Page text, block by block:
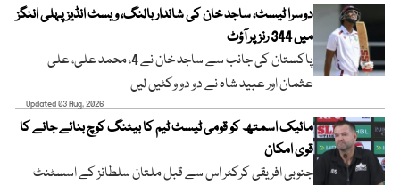
دوسرا ٹیسٹ، ساجد خان کی شاندار بالنگ، ویسٹ انڈیز پہلی اننگز
میں 344 رنز پر آؤٹ
پاکستان کی جانب سے ساجد خان نے 4، محمد علی، علی
عثمان اور عبید شاہ نے دو دو وکٹیں لیں
Updated 03 Aug, 2026
مائیک اسمتھ کو قومی ٹیسٹ ٹیم کا بیٹنگ کوچ بنائے جانے کا
قوی امکان
جنوبی افریقی کرکٹر اس سے قبل ملتان سلطانز کے اسسٹنٹ